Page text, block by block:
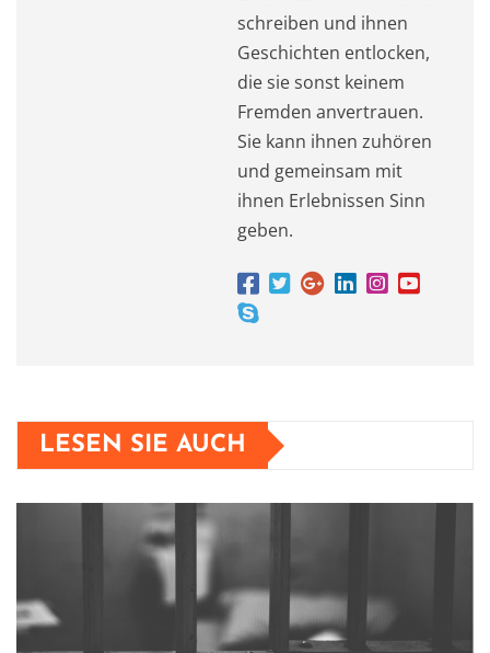
schreiben und ihnen
Geschichten entlocken,
die sie sonst keinem
Fremden anvertrauen.
Sie kann ihnen zuhören
und gemeinsam mit
ihnen Erlebnissen Sinn
geben.
LESEN SIE AUCH